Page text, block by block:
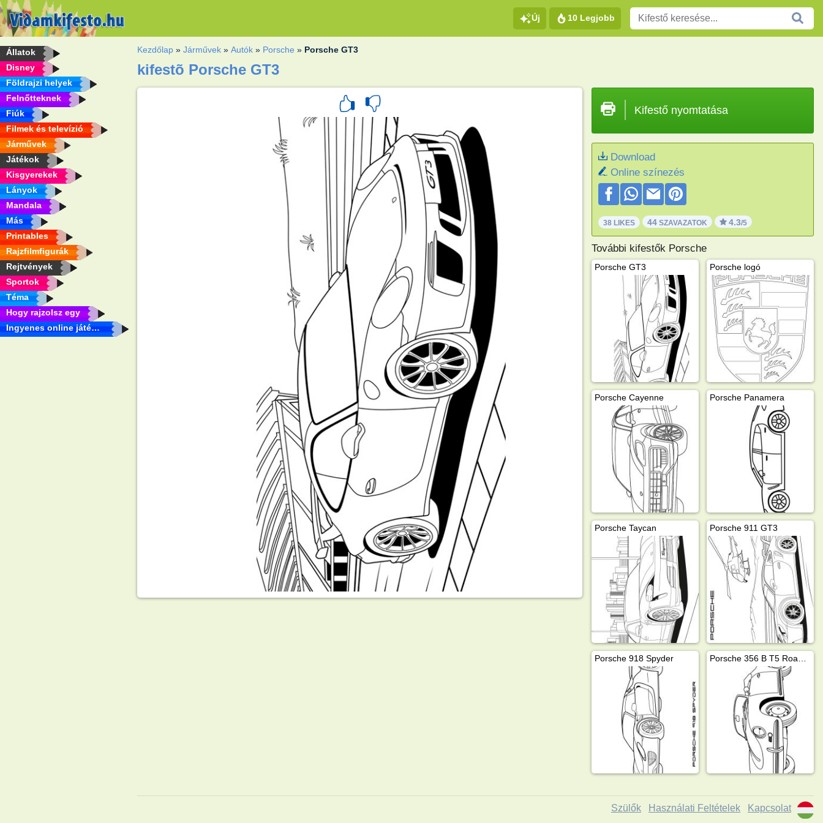
Új 10 Legjobb
Állatok
Disney
Földrajzi helyek
Felnőtteknek
Fiúk
Filmek és televízió
Járművek
Játékok
Kisgyerekek
Lányok
Mandala
Más
Printables
Rajzfilmfigurák
Rejtvények
Sportok
Téma
Hogy rajzolsz egy
Ingyenes online játékok
Kezdőlap »Járművek »Autók » Porsche » Porsche GT3
kifestõ Porsche GT3
Kifestő nyomtatása
Download
Online színezés
38 LIKES 44SZAVAZATOK 4.3/5
További kifestők Porsche
Porsche GT3 Porsche logó
Porsche Cayenne Porsche Panamera
Porsche Taycan Porsche 911 GT3
Porsche 918 Spyder
Szülők Használati Feltételek Kapcsolat